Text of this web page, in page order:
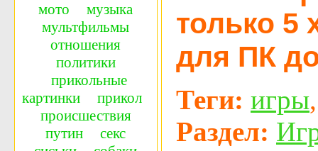
мото
музыка
мультфильмы
отношения
политики
прикольные
картинки
прикол
происшествия
путин
секс
только 5
для ПК
Теги: игры
Раздел: